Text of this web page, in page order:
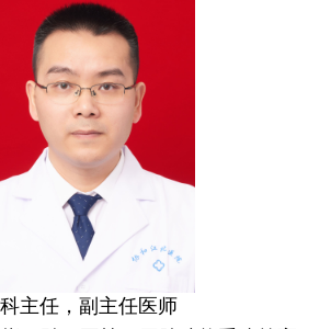
主任，副主任医师